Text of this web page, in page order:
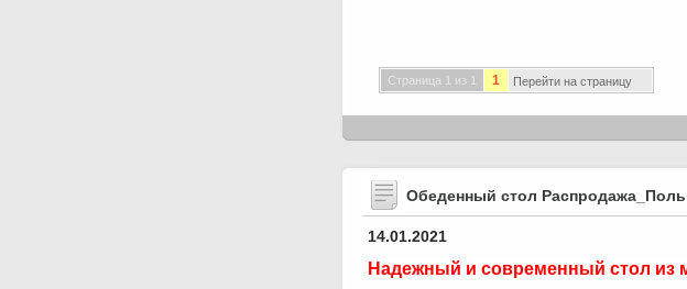
Страница 1 из 1 1 Перейти на страницу
Обеденный стол
14.01.2021
Надежный и современный стол из